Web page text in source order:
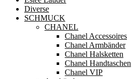
Diverse
SCHMUCK
CHANEL
Chanel Accessoires
Chanel Armbänder
Chanel Halsketten
Chanel Handtaschen
Chanel VIP